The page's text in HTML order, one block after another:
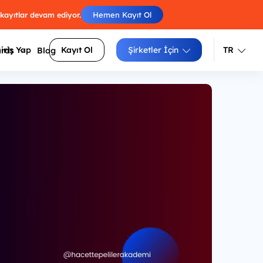
devam ediyor. Hemen Kayıt Ol
daha
Blog
Yap Kayıt Ol Şirketler İçin TR